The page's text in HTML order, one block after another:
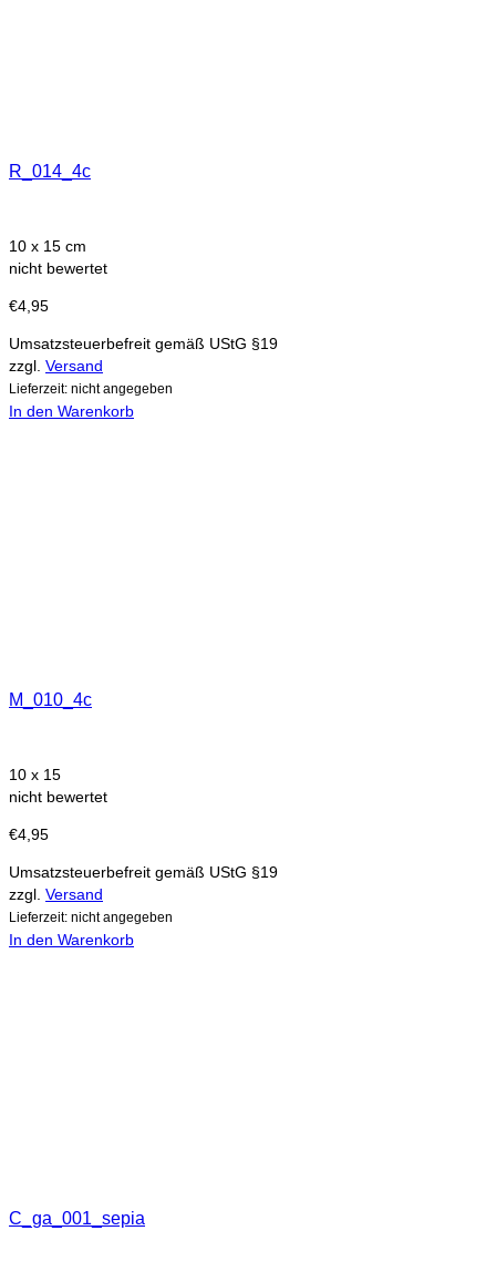
R_014_4c
10 x 15 cm
nicht bewertet
€4,95
Umsatzsteuerbefreit gemäß UStG §19
zzgl. Versand
Lieferzeit: nicht angegeben
In den Warenkorb
M_010_4c
10 x 15
nicht bewertet
€4,95
Umsatzsteuerbefreit gemäß UStG §19
zzgl. Versand
Lieferzeit: nicht angegeben
In den Warenkorb
C_ga_001_sepia